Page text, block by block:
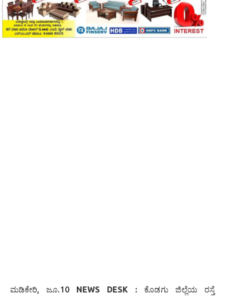
ಮಡಿಕೇರಿ, ಜೂ.10NEWS DESK : ಕೊಡಗು ಜಿಲ್ಲೆಯ ರಸ್ತೆ